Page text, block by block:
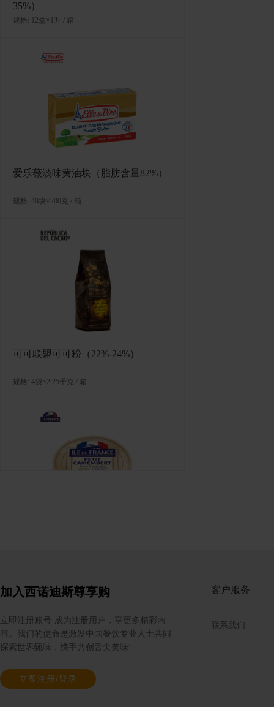
35%）
规格: 12盒×1升 / 箱
爱乐薇淡味黄油块（脂肪含量82%）
规格: 40块×200克 / 箱
可可联盟可可粉（22%-24%）
规格: 4袋×2.25千克 / 箱
加入西诺迪斯尊享购
立即注册账号-成为注册用户，享更多精彩内
容。我们的使命是激发中国餐饮专业人士共同
探索世界甄味，携手共创舌尖美味!
立即注册/登录
客户服务
联系我们